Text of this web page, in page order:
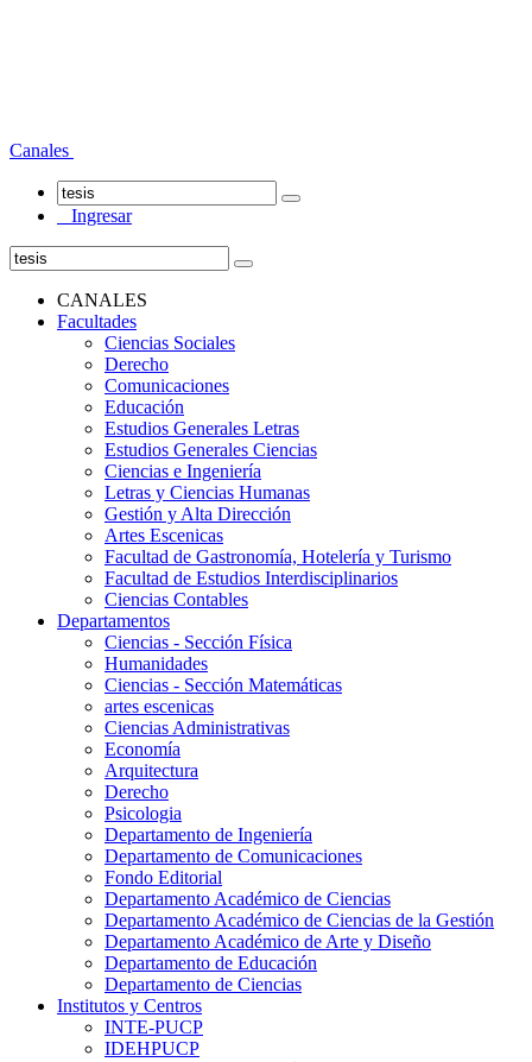
Canales
Ingresar
CANALES
Facultades
Ciencias Sociales
Derecho
Comunicaciones
Educación
Estudios Generales Letras
Estudios Generales Ciencias
Ciencias e Ingeniería
Letras y Ciencias Humanas
Gestión y Alta Dirección
Artes Escenicas
Facultad de Gastronomía, Hotelería y Turismo
Facultad de Estudios Interdisciplinarios
Ciencias Contables
Departamentos
Ciencias - Sección Física
Humanidades
Ciencias - Sección Matemáticas
artes escenicas
Ciencias Administrativas
Economía
Arquitectura
Derecho
Psicologia
Departamento de Ingeniería
Departamento de Comunicaciones
Fondo Editorial
Departamento Académico de Ciencias
Departamento Académico de Ciencias de la Gestión
Departamento Académico de Arte y Diseño
Departamento de Educación
Departamento de Ciencias
Institutos y Centros
INTE-PUCP
IDEHPUCP